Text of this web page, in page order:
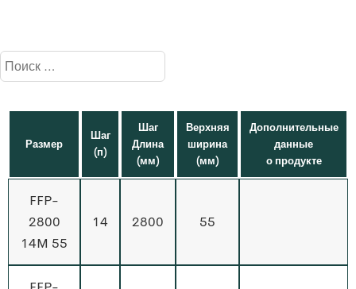
Размер
Шаг
(п)
Шаг
Длина
(мм)
Верхняя
ширина
(мм)
Дополнительные
данные
о продукте
FFP-
2800
14M 55
14 2800 55